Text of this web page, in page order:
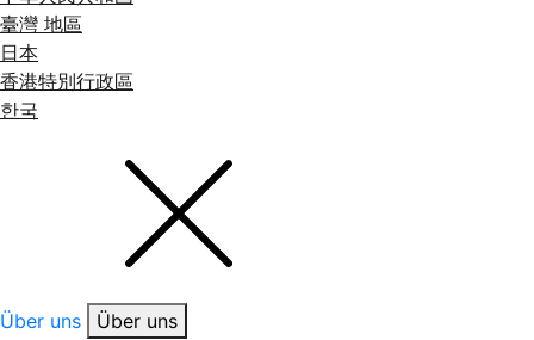
臺灣 地區
日本
香港特別行政區
한국
Über uns
Über uns